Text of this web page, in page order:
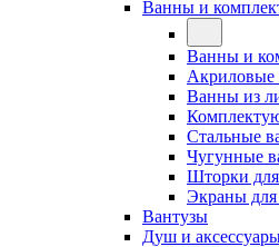
Ванны и
Ванны и
Акриловые
Ванны из
Стальные
Чугунные
Шторки
Экраны для
Вантузы
Душ и